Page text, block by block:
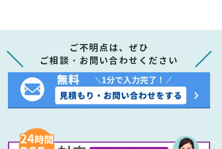
ご不明点は、ぜひ
ご相談・お問い合わせください